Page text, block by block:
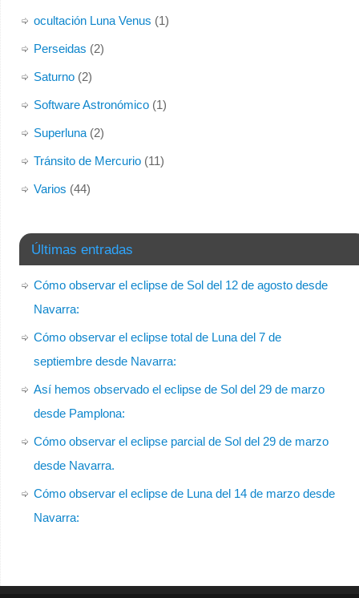
ocultación Luna Venus (1)
Perseidas (2)
Saturno(2)
Software Astronómico(1)
Superluna(2)
Tránsito de Mercurio(11)
Varios (44)
Últimas entradas
Cómo observar el eclipse de Sol del 12 de agosto desde
Navarra:
Cómo observar el eclipse total de Luna del 7 de
septiembre desde Navarra:
Así hemos observado el eclipse de Sol del 29 de marzo
desde Pamplona:
Cómo observar el eclipse parcial de Sol del 29 de marzo
desde Navarra.
Cómo observar el eclipse de Luna del 14 de marzo desde
Navarra: